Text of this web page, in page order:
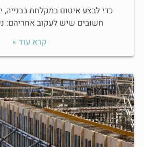
כדי לבצע איטום במקלחת
חשובים שיש לעקוב אחריהם:
קרא עוד »